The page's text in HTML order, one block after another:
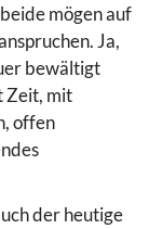
mögen auf
Ja,
bewältigt
Zeit, mit
offen
der heutige